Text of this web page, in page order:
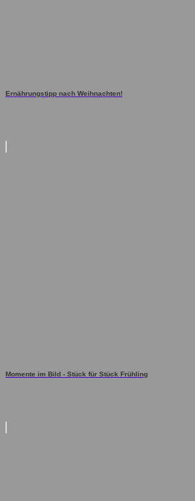
Ernährungstipp nach Weihnachten!
Momente im Bild - Stück für Stück Frühling